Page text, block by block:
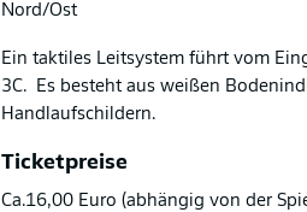
Nord/Ost
Ein taktiles Leitsystem führt vom
3C. Es besteht aus weißen
Handlaufschildern.
Ticketpreise
Ca.16,00 Euro (abhängig von der